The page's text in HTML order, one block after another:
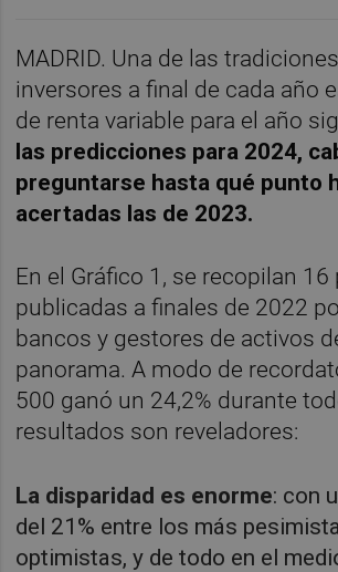
MADRID. Una de las
inversores a final de cada año
de renta variable para el año
las predicciones para 2024,
preguntarse hasta qué punto
acertadas las de 2023.
En el Gráfico 1, se recopilan
publicadas a finales de 2022
bancos y gestores de activos
panorama. A modo de
500 ganó un 24,2% durante
resultados son reveladores:
La disparidad es enorme: con
del 21% entre los más
optimistas, y de todo en el